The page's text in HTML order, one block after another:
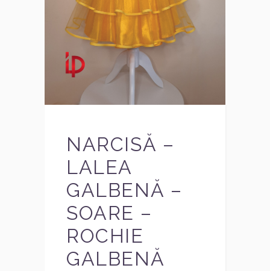
NARCISĂ –
LALEA
GALBENĂ –
SOARE –
ROCHIE
GALBENĂ